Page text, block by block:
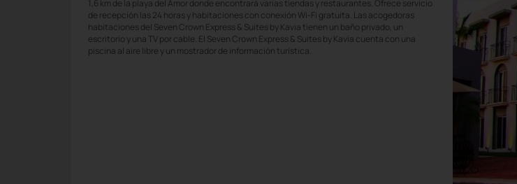
1,6 km de la playa del Amor donde encontrará varias tiendas y restaurantes. Ofrece servicio
de recepción las 24 horas y habitaciones con conexión Wi-Fi gratuita. Las acogedoras
habitaciones del Seven Crown Express & Suites by Kavia tienen un baño privado, un
escritorio y una TV por cable. El Seven Crown Express & Suites by Kavia cuenta con una
piscina al aire libre y un mostrador de información turística.